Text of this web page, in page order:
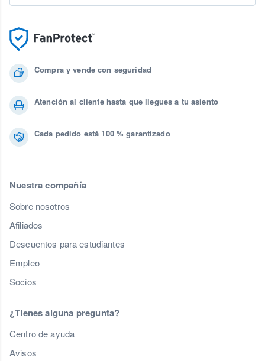
Compra y vende con seguridad
Atención al cliente hasta que llegues a tu asiento
Cada pedido está 100 % garantizado
Nuestra compañía
Sobre nosotros
Afiliados
Descuentos para estudiantes
Empleo
Socios
¿Tienes alguna pregunta?
Centro de ayuda
Avisos